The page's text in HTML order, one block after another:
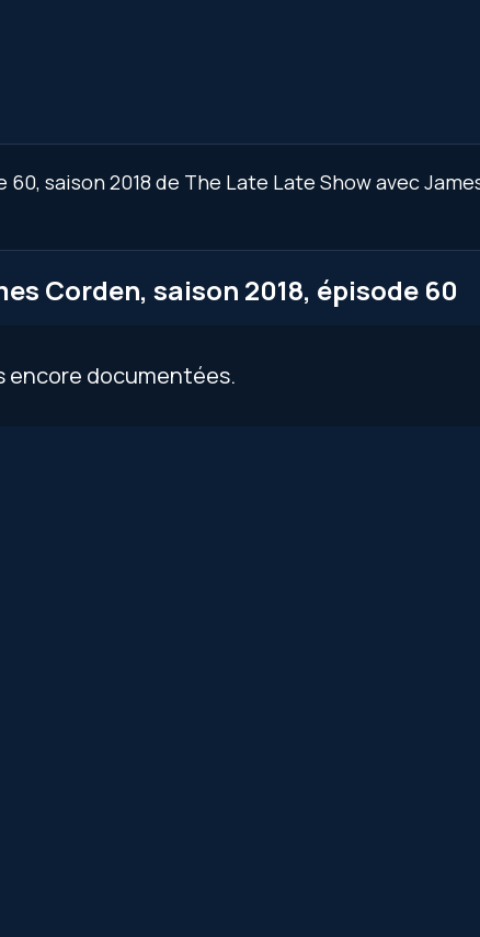
saison 2018 de The Late Late Show avec
Corden, saison 2018, épisode 60
encore documentées.